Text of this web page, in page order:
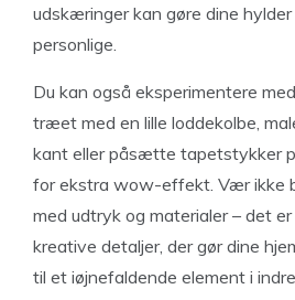
udskæringer kan gøre dine
personlige.
Du kan også eksperimentere
træet med en lille loddekolbe,
kant eller påsætte tapetstykker
for ekstra wow-effekt. Vær ikke
med udtryk og materialer – det er
kreative detaljer, der gør dine
til et iøjnefaldende element i